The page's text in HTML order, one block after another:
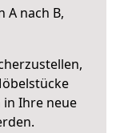
A nach B,
Ihre neue